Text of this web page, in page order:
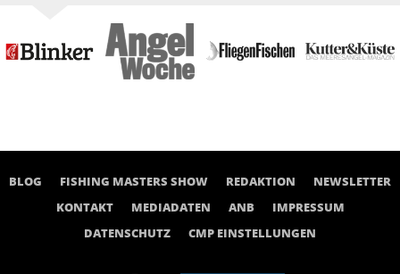
BLOG FISHING MASTERS SHOW REDAKTION
NEWSLETTER
KONTAKT
MEDIADATEN ANB
IMPRESSUM
DATENSCHUTZ
CMP EINSTELLUNGEN